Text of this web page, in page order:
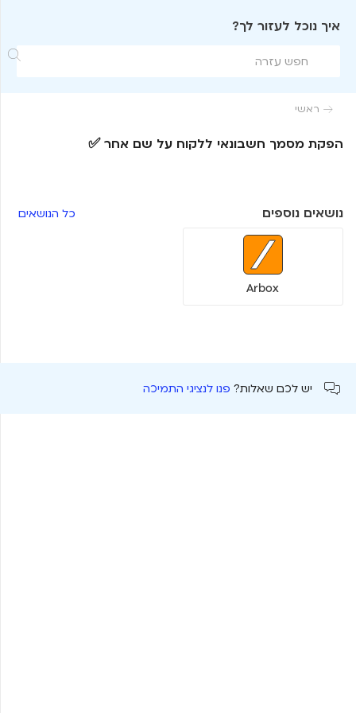
איך נוכל לעזור לך?

 ראשי
הפקת מסמך חשבונאי ללקוח על שם אחר ✅
נושאים נוספים כל הנושאים
Arbox
יש לכם שאלות? פנו לנציגי התמיכה